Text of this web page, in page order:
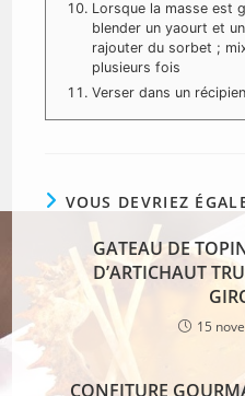
Lorsque la masse est
blender un yaourt et
rajouter du sorbet ;
plusieurs fois
Verser dans un
VOUS DEVRIEZ
GATEAU DE
D’ARTICHAUT
15
CONFITURE